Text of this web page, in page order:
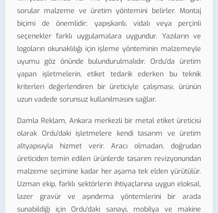
sorular malzeme ve üretim yöntemini belirler. Montaj
biçimi de önemlidir; yapışkanlı, vidalı veya perçinli
seçenekler farklı uygulamalara uygundur. Yazıların ve
logoların okunaklılığı için işleme yönteminin malzemeyle
uyumu göz önünde bulundurulmalıdır. Ordu'da üretim
yapan işletmelerin, etiket tedarik ederken bu teknik
kriterleri değerlendiren bir üreticiyle çalışması, ürünün
uzun vadede sorunsuz kullanılmasını sağlar.
Damla Reklam, Ankara merkezli bir metal etiket üreticisi
olarak Ordu'daki işletmelere kendi tasarım ve üretim
altyapısıyla hizmet verir. Aracı olmadan, doğrudan
üreticiden temin edilen ürünlerde tasarım revizyonundan
malzeme seçimine kadar her aşama tek elden yürütülür.
Uzman ekip, farklı sektörlerin ihtiyaçlarına uygun eloksal,
lazer gravür ve aşındırma yöntemlerini bir arada
sunabildiği için Ordu'daki sanayi, mobilya ve makine